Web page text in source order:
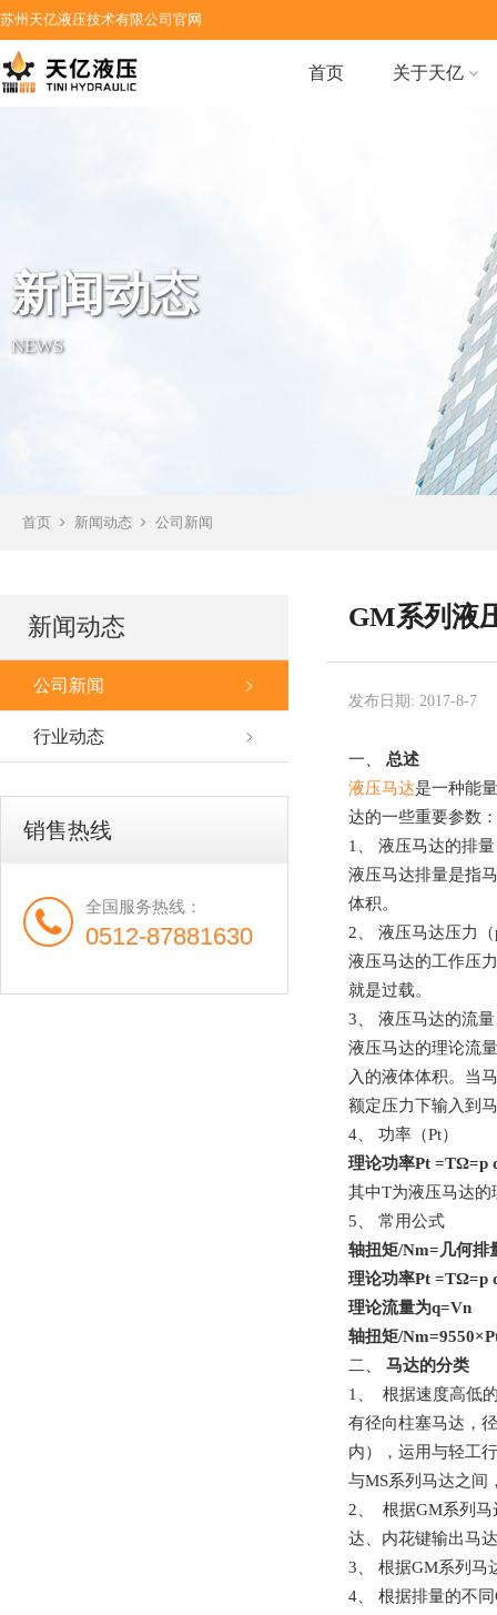
苏州天亿液压技术有限公司官网
首页 关于天亿
新闻动态
NEWS
首页 新闻动态 公司新闻
新闻动态
公司新闻
行业动态
销售热线
全国服务热线：
0512-87881630
GM系列液
发布日期: 2017-8-7
一、 总述
液压马达是一种能
达的一些重要参数：
1、 液压马达的排
液压马达排量是指
体积。
2、 液压马达压力（
液压马达的工作压
就是过载。
3、 液压马达的流
液压马达的理论流
入的液体体积。当
额定压力下输入到
4、 功率（Pt）
理论功率Pt =TΩ=p
其中T为液压马达
5、 常用公式
轴扭矩/Nm= 几何排
理论功率Pt =TΩ=p
理论流量为q=Vn
轴扭矩/Nm=9550×P
二、 马达的分类
1
、 根据速度高低
有径向柱塞马达，
内），运用与轻工
与MS系列马达之间
2 、 根据GM系列
达、内花键输出马
3、 根据GM系列马
4、 根据排量的不同